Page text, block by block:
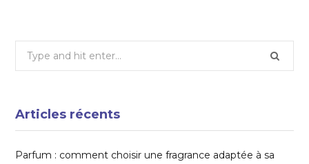
Search
Articles récents
Parfum : comment choisir une fragrance adaptée à sa